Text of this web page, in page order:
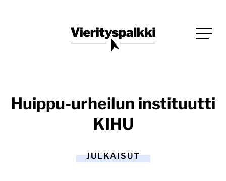
Vierityspalkki.fi
Huippu-urheilun instituutti
KIHU
JULKAISUT